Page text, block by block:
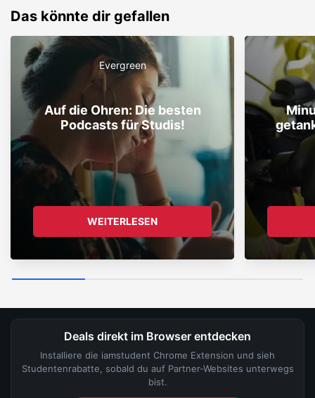
Das könnte dir gefallen
Evergreen
Auf die Ohren: Die besten
Podcasts für Studis!
WEITERLESEN
Deals direkt im Browser entdecken
Installiere die iamstudent Chrome Extension und sieh
Studentenrabatte, sobald du auf Partner-Websites unterwegs
bist.